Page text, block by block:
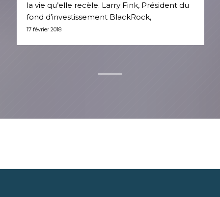
la vie qu’elle recèle. Larry Fink, Président du
fond d’investissement BlackRock,
17 février 2018